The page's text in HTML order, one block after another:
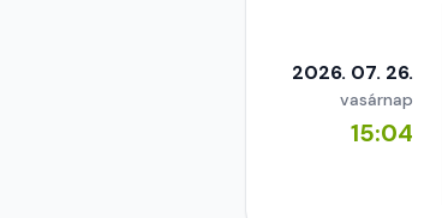
2026. 07. 26.
vasárnap
15:04